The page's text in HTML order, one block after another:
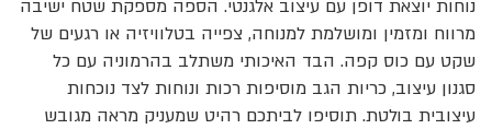
נוחות יוצאת דופן עם עיצוב אלגנטי. הספה מספקת שטח ישיבה
מרווח ומזמין ומושלמת למנוחה, צפייה בטלוויזיה או רגעים של
שקט עם כוס קפה. הבד האיכותי משתלב בהרמוניה עם כל
סגנון עיצוב, כריות הגב מוסיפות רכות ונוחות לצד נוכחות
עיצובית בולטת. תוסיפו לביתכם רהיט שמעניק מראה מגובש